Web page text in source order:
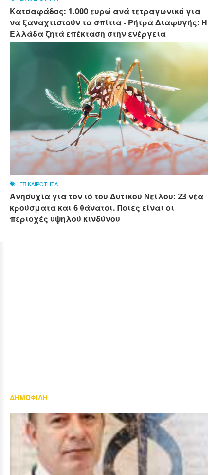
Κατσαφάδος: 1.000 ευρώ ανά τετραγωνικό για
να ξαναχτιστούν τα σπίτια - Ρήτρα Διαφυγής: Η
Ελλάδα ζητά επέκταση στην ενέργεια
ΕΠΙΚΑΙΡΟΤΗΤΑ
Ανησυχία για τον ιό του Δυτικού Νείλου: 23 νέα
κρούσματα και 6 θάνατοι. Ποιες είναι οι
περιοχές υψηλού κινδύνου
ΔΗΜΟΦΙΛΗ